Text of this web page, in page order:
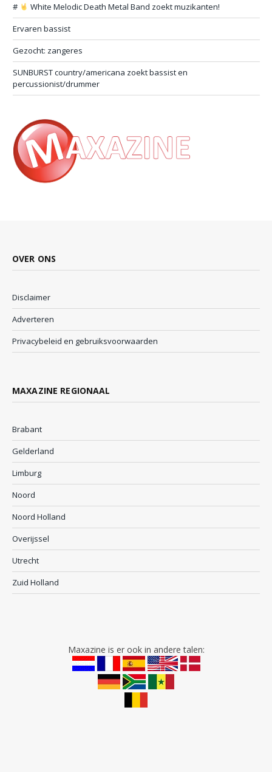
#
White Melodic Death Metal Band zoekt muzikanten!
Ervaren bassist
Gezocht: zangeres
SUNBURST country/americana zoekt bassist en
percussionist/drummer
OVER ONS
Disclaimer
Adverteren
Privacybeleid en gebruiksvoorwaarden
MAXAZINE REGIONAAL
Brabant
Gelderland
Limburg
Noord
Noord Holland
Overijssel
Utrecht
Zuid Holland
Maxazine is er ook in andere talen: